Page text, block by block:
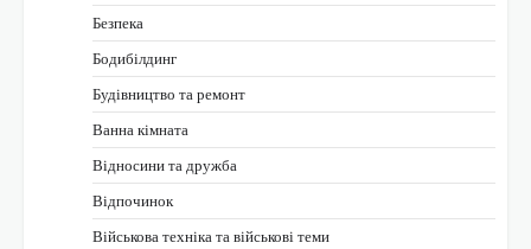
Безпека
Бодибілдинг
Будівництво та ремонт
Ванна кімната
Відносини та дружба
Відпочинок
Військова техніка та військові теми